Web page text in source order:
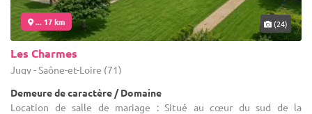
... 17 km (24)
Les Charmes
Jugy - Saône-et-Loire (71)
Demeure de caractère / Domaine
Location de salle de mariage : Situé au cœur du sud de la